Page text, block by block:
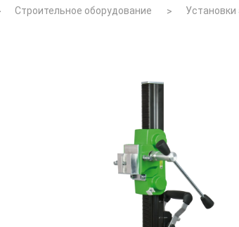
Строительное оборудование Установки